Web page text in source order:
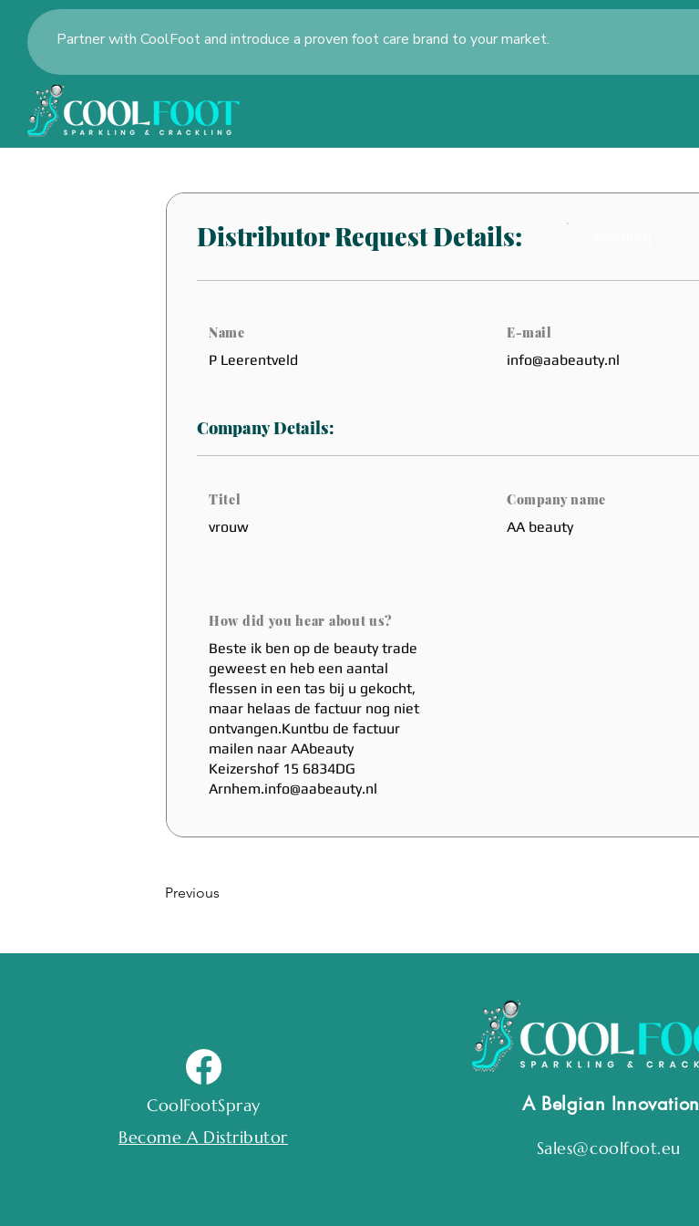
Partner with CoolFoot and introduce a proven foot care brand to your market.
Distributor Request Details:
Name
P Leerentveld
E-mail
info@aabeauty.nl
Company Details:
Titel
vrouw
Company name
AA beauty
How did you hear about us?
Beste ik ben op de beauty trade
geweest en heb een aantal
flessen in een tas bij u gekocht,
maar helaas de factuur nog niet
ontvangen.Kuntbu de factuur
mailen naar AAbeauty
Keizershof 15 6834DG
Arnhem.info@aabeauty.nl
Previous
CoolFootSpray
Become A Distributor
A Belgian Innovation
Sales@coolfoot.eu